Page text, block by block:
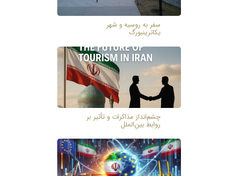
سفر به روسیه و شهر
یکاترینبورگ
چشم‌انداز مذاکرات و تأثیر بر
روابط بین‌الملل